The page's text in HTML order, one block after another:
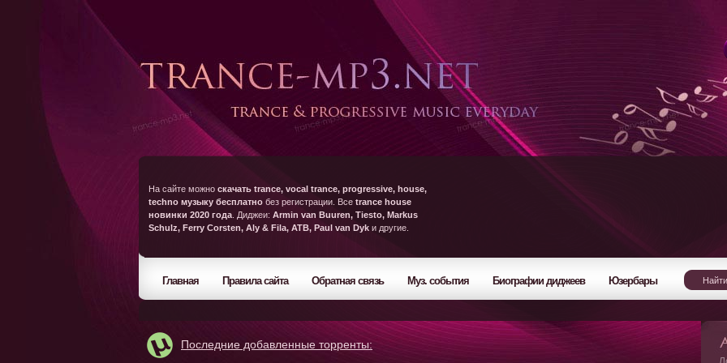
На сайте можно скачать trance, vocal trance, progressive, house,
techno музыку бесплатно без регистрации. Все trance house
новинки 2020 года . Диджеи: Armin van Buuren, Tiesto, Markus
Schulz, Ferry Corsten, Aly & Fila, ATB, Paul van Dyk и другие.
Главная Правила сайта Обратная связь Муз. события Биографии диджеев Юзербары
Последние добавленные торренты: